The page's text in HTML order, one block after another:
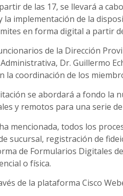
de las 17, se llevará a
implementación de la
en forma digital a partir
de la Dirección
Dr. Guillermo
coordinación de los
se abordará a fondo la
y remotos para una serie
mencionada, todos los
sucursal, registración de
de Formularios Digitales
o física.
de la plataforma Cisco